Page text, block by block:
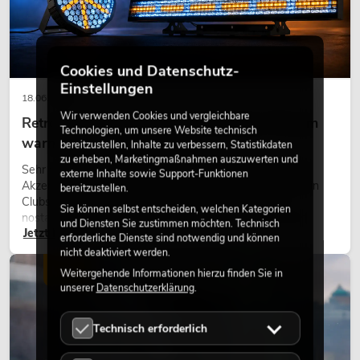
18.06.2026
Retro-Licht im modernen Lichtdesign: Warum
warmes Licht wieder wirkt
Sehr warmes Licht, sichtbare Leuchtflächen und farbige
Akzente prägen viele aktuelle Lichtdesigns auf Bühnen, in
Clubs und bei Events. Retro-Licht ist dabei kein rein
nostalgischer Effekt, sondern ein bewusst eingesetztes
Gestaltungsmittel: Es schafft Atmosphäre, gibt Szenen
Charakter und kann technische LED-Setups emotionaler
wirken lassen.
Jetzt lesen
LICHT
Cookies und Datenschutz-
Einstellungen
Wir verwenden Cookies und vergleichbare
Technologien, um unsere Website technisch
bereitzustellen, Inhalte zu verbessern, Statistikdaten
zu erheben, Marketingmaßnahmen auszuwerten und
externe Inhalte sowie Support-Funktionen
bereitzustellen.
Sie können selbst entscheiden, welchen Kategorien
und Diensten Sie zustimmen möchten. Technisch
erforderliche Dienste sind notwendig und können
nicht deaktiviert werden.
Weitergehende Informationen hierzu finden Sie in
unsererDatenschutzerklärung.
Technisch erforderlich